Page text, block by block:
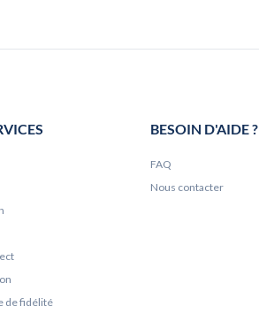
de fidélité
BESOIN D'AIDE ?
FAQ
Nous contacter